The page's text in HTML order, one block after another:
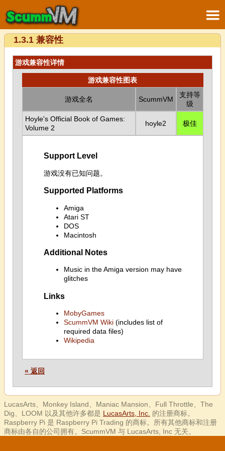
1.3.1 兼容性
游戏兼容性详情
游戏兼容性图表
游戏全名 ScummVM
支持等
级
Hoyle's Official Book of Games:
Volume 2
hoyle2 极佳
Support Level
游戏没有已知问题。
Supported Platforms
Amiga
Atari ST
DOS
Macintosh
Additional Notes
Music in the Amiga version may have
glitches
Links
MobyGames
ScummVM Wiki(includes list of
required data files)
Wikipedia
« 返回
LucasArts、Monkey Island、Maniac Mansion、Full Throttle、The
Dig、LOOM 以及其他许多都是 LucasArts, Inc. 的注册商标。
Raspberry Pi 是 Raspberry Pi Trading 的商标。所有其他商标和注册
商标由各自的公司拥有。ScummVM 与 LucasArts, Inc 无关。